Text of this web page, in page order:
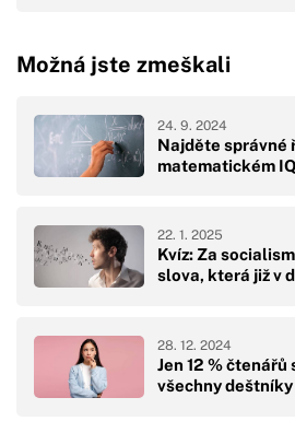
Možná jste zmeškali
Najděte správné
matematickém
24. 9. 2024
Kvíz: Za
slova, která již v
22. 1. 2025
Jen 12 %
všechny
28. 12. 2024